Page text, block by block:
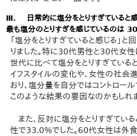
Ⅲ. 日常的に塩分をとりすぎていると
最も塩分のとりすぎを感じているのは
「塩分をとりすぎていると感じる」
りました。特に30代男性と30代女
世代に比べて塩分をとりすぎている
イフスタイルの変化や、女性の社会
おり、塩分量を自分ではコントロー
このような結果の要因なのかもしれ
また、反対に塩分をとりすぎてい
性で33.0%でした。60代女性は外